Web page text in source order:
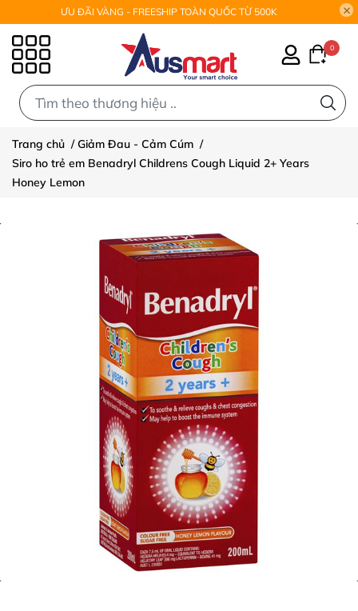
ƯU ĐÃI VÀNG - FREESHIP TOÀN QUỐC TỪ 500K
0
Trang chủ /Giảm Đau - Cảm Cúm /
Siro ho trẻ em Benadryl Childrens Cough Liquid 2+ Years
Honey Lemon